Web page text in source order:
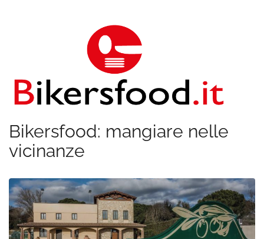
Bikersfood: mangiare nelle
vicinanze